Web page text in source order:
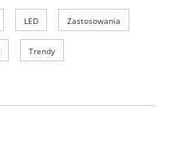
LED Zastosowania
Trendy